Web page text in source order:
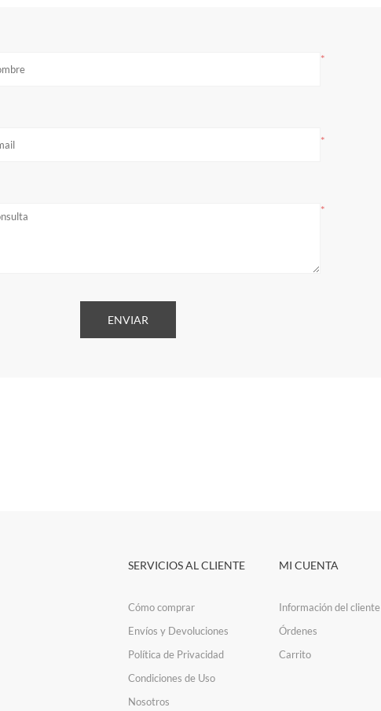
*
*
*
SERVICIOS AL CLIENTE
Cómo comprar
Envíos y Devoluciones
Política de Privacidad
Condiciones de Uso
Nosotros
MI CUENTA
Información del cliente
Órdenes
Carrito